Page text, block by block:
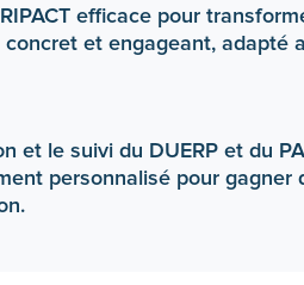
efficace pour
concret et engageant, adapté
et le suivi du DUERP et du
personnalisé pour gagner